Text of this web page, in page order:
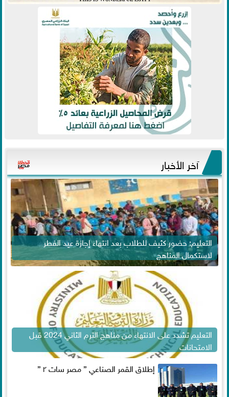
آخر الأخبار
التعليم: حضور كثيف للطلاب بعد انتهاء إجازة عيد الفطر
لاستكمال المناهج
التعليم تشدد على الانتهاء من مناهج الترم الثاني 2024 قبل
الامتحانات
إطلاق القمر الصناعي ” مصر سات ٢ ”